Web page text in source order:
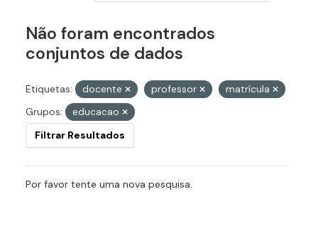
Não foram encontrados
conjuntos de dados
Etiquetas: docente professor
matrícula
Grupos:
educacao
Filtrar Resultados
Por favor tente uma nova pesquisa.